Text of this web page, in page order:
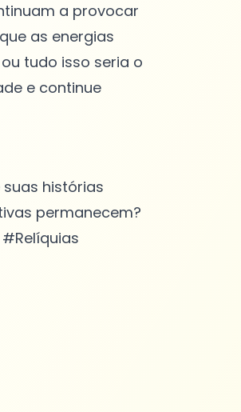
a provocar
as energias
tudo isso seria o
e continue
histórias
permanecem?